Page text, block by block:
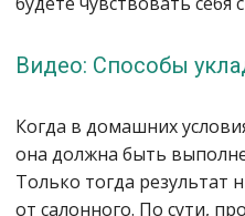
Видео: Способы
Когда в домашних
она должна быть
Только тогда результат
от салонного. По сути,